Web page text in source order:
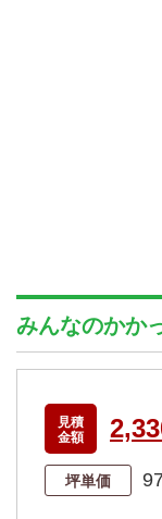
みんなのかか
見積
金額
坪単価